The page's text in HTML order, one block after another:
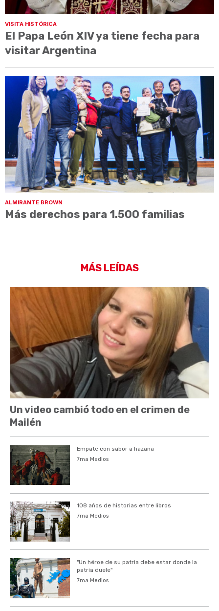
VISITA HISTÓRICA
El Papa León XIV ya tiene fecha para
visitar Argentina
ALMIRANTE BROWN
Más derechos para 1.500 familias
MÁS LEÍDAS
Un video cambió todo en el crimen de
Mailén
Empate con sabor a hazaña
7ma Medios
108 años de historias entre libros
7ma Medios
"Un héroe de su patria debe estar donde la
patria duele"
7ma Medios